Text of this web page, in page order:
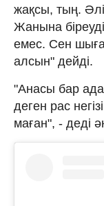
жақсы, тың.
Жанына
емес. Сен
алсын" дейді.
"Анасы бар
деген рас
маған", - деді